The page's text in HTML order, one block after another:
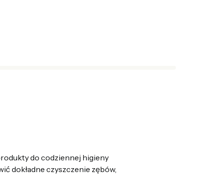
do codziennej higieny
dokładne czyszczenie zębów,